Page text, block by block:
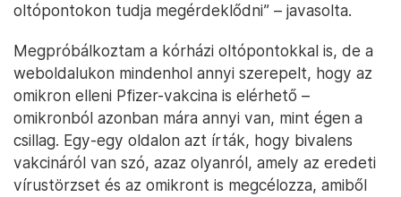
oltópontokon tudja megérdeklődni” – javasolta.
Megpróbálkoztam a kórházi oltópontokkal is, de a
weboldalukon mindenhol annyi szerepelt, hogy az
omikron elleni Pfizer-vakcina is elérhető –
omikronból azonban mára annyi van, mint égen a
csillag. Egy-egy oldalon azt írták, hogy bivalens
vakcináról van szó, azaz olyanról, amely az eredeti
vírustörzset és az omikront is megcélozza, amiből